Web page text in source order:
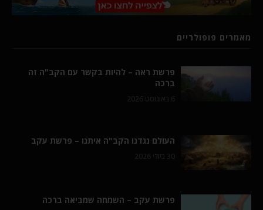
מאמרים פופולריים
פרשת ראה – להיות בקשר עם הקב"ה זה
ברכה
6 באוגוסט 2026
העולם נגדנו הקב"ה איתנו – פרשת עקב
30 ביולי 2026
פרשת עקב – השמחה שמביאה ברכה